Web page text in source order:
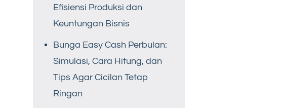
Efisiensi Produksi dan
Keuntungan Bisnis
Bunga Easy Cash Perbulan:
Simulasi, Cara Hitung, dan
Tips Agar Cicilan Tetap
Ringan